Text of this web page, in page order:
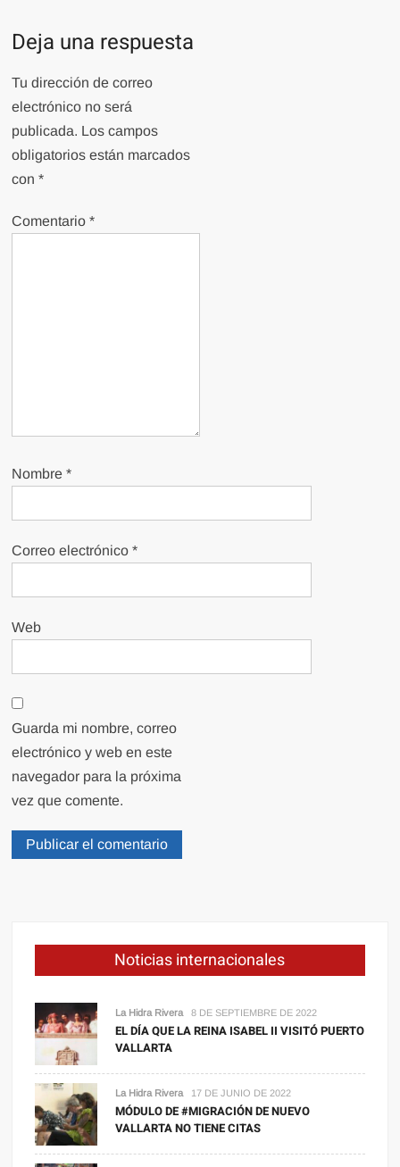
Deja una respuesta
Tu dirección de correo
electrónico no será
publicada. Los campos
obligatorios están marcados
con*
Comentario*
Nombre*
Correo electrónico*
Web
Guarda mi nombre, correo
electrónico y web en este
navegador para la próxima
vez que comente.
Noticias internacionales
La Hidra Rivera 8 DE SEPTIEMBRE DE 2022
EL DÍA QUE LA REINA ISABEL II VISITÓ PUERTO
VALLARTA
La Hidra Rivera 17 DE JUNIO DE 2022
MÓDULO DE #MIGRACIÓN DE NUEVO
VALLARTA NO TIENE CITAS